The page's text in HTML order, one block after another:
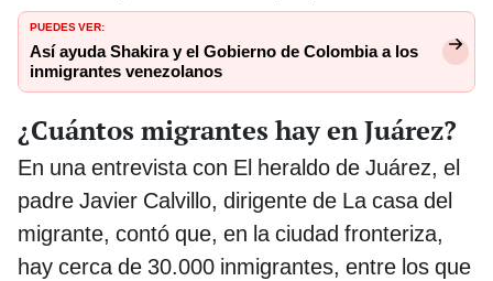
PUEDES VER:
Así ayuda Shakira y el Gobierno de Colombia a los
inmigrantes venezolanos
¿Cuántos migrantes hay en Juárez?
En una entrevista con El heraldo de Juárez, el
padre Javier Calvillo, dirigente de La casa del
migrante, contó que, en la ciudad fronteriza,
hay cerca de 30.000 inmigrantes, entre los que